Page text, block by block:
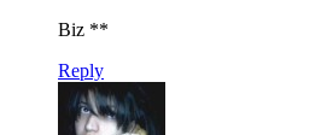
Biz **
Reply